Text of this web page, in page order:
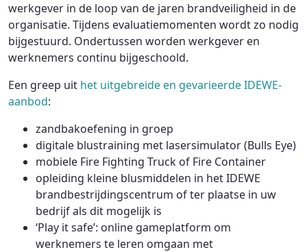
werkgever in de loop van de jaren brandveiligheid in de
organisatie. Tijdens evaluatiemomenten wordt zo nodig
bijgestuurd. Ondertussen worden werkgever en
werknemers continu bijgeschoold.
Een greep uit het uitgebreide en gevarieerde IDEWE-
aanbod:
zandbakoefening in groep
digitale blustraining met lasersimulator (Bulls Eye)
mobiele Fire Fighting Truck of Fire Container
opleiding kleine blusmiddelen in het IDEWE
brandbestrijdingscentrum of ter plaatse in uw
bedrijf als dit mogelijk is
‘Play it safe’: online gameplatform om
werknemers te leren omgaan met